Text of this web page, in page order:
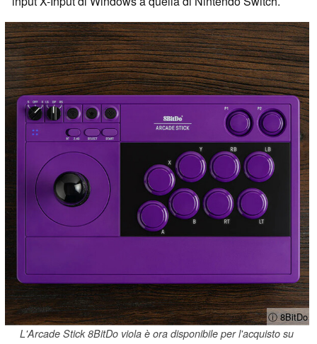
ⓘ 8BitDo
L'Arcade Stick 8BitDo viola è ora disponibile per l'acquisto su